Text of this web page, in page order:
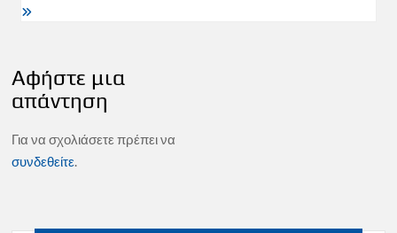
Αφήστε μια
απάντηση
Για να σχολιάσετε πρέπει να
συνδεθείτε